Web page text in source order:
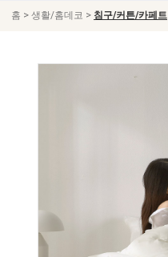
홈 > 생활/홈데코 > 침구/커튼/카페트